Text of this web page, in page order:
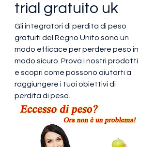
trial gratuito uk
Gli integratori di perdita di peso
gratuiti del Regno Unito sono un
modo efficace per perdere peso in
modo sicuro. Prova i nostri prodotti
e scopri come possono aiutarti a
raggiungere i tuoi obiettivi di
perdita di peso.